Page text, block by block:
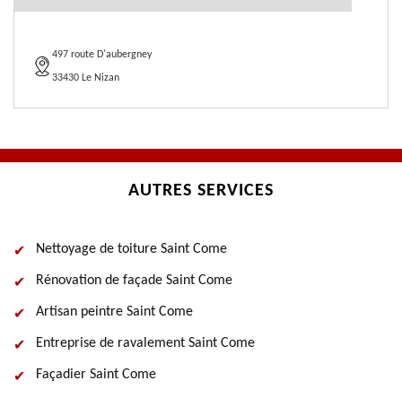
497 route D'aubergney
33430 Le Nizan
AUTRES SERVICES
Nettoyage de toiture Saint Come
Rénovation de façade Saint Come
Artisan peintre Saint Come
Entreprise de ravalement Saint Come
Façadier Saint Come